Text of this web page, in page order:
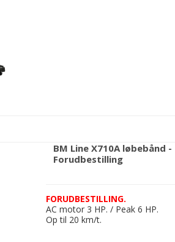
BM Line X710A løbebånd -
Forudbestilling
FORUDBESTILLING.
AC motor 3 HP. / Peak 6 HP.
Op til 20 km/t.